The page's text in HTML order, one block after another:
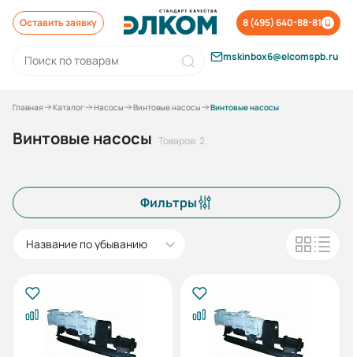
Оставить заявку 8 (495) 640-88-81
mskinbox6@elcomspb.ru
Главная Каталог Насосы Винтовые насосы Винтовые насосы
Винтовые насосы Товаров: 2
Фильтры
Название по убыванию